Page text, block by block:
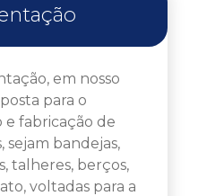
em nosso
para o
fabricação de
sejam bandejas,
talheres, berços,
voltadas para a